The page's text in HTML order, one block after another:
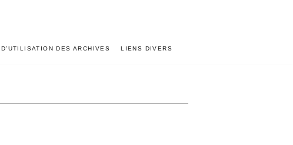
DES ARCHIVES LIENS DIVERS